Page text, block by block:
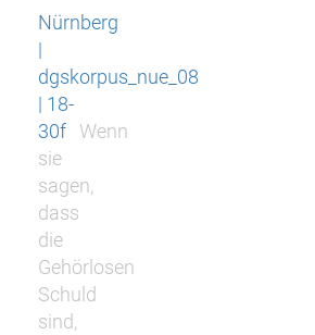
Nürnberg
|
dgskorpus_nue_08
| 18-
30f
Wenn
sie
sagen,
dass
die
Gehörlosen
Schuld
sind,